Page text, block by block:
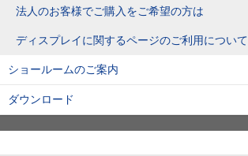
法人のお客様でご購入をご希望の方は
ディスプレイに関するページのご利用について
ショールームのご案内
ダウンロード